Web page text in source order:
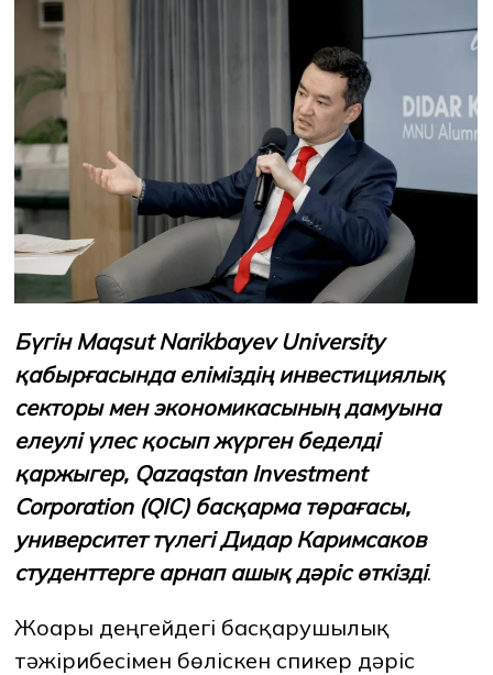
Зерттеу және ғылым
Оқуға қабылдау және қолдау
MNU тынысы
ЖАҢАЛЫҚТАР БАҚ БІЗ ТУРАЛЫ ЖҰМЫС ОРЫНДАРЫ ҚЫЗМЕТКЕРЛЕР
ТҮЛЕКТЕРENDOWMENT
БүгінMaqsut Narikbayev University
қабырғасындаеліміздіңинвестициялық
секторыменэкономикасыныңдамуына
елеуліүлесқосыпжүргенбеделді
қаржыгер, Qazaqstan Investment
Corporation (QIC) басқарматөрағасы,
университеттүлегіДидарКаримсаков
студенттергеарнапашықдәрісөткізді.
Жоғары деңгейдегі басқарушылық
тәжірибесімен бөліскен спикер дәріс